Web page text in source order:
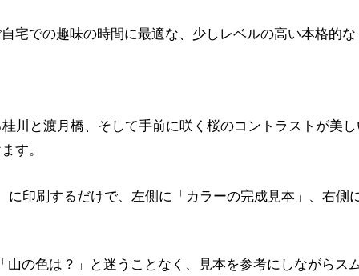
宅での趣味の時間に最適な、少しレベルの高い本格的
川と渡月橋、そして手前に咲く桜のコントラストが美
す。
に印刷するだけで、左側に「カラーの完成見本」、右側
山の色は？」と迷うことなく、見本を参考にしながらス